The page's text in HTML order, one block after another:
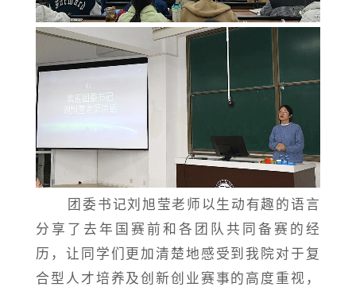
团委书记刘旭莹老师以生动有趣的语言
分享了去年国赛前和各团队共同备赛的经
历，让同学们更加清楚地感受到我院对于复
合型人才培养及创新创业赛事的高度重视，